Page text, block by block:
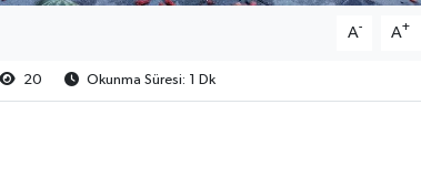
A- A+
20 Okunma Süresi: 1 Dk